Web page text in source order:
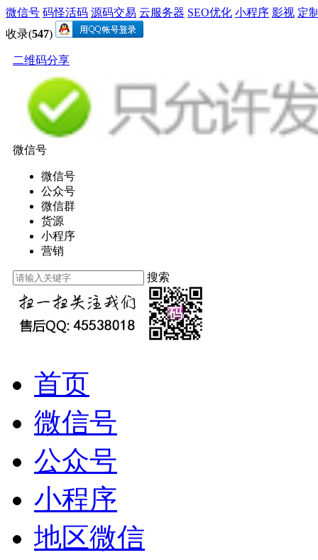
微信号 码怪活码 源码交易 云服务器 SEO优化 小程序 影视 定
收录(547)
二维码分享
微信号
微信号
公众号
微信群
货源
小程序
营销
搜索
首页
微信号
公众号
小程序
地区微信